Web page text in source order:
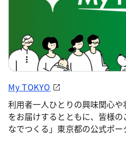
My TOKYO
利用者一人ひとりの興味関心
をお届けするとともに、皆様
なでつくる」東京都の公式ポー